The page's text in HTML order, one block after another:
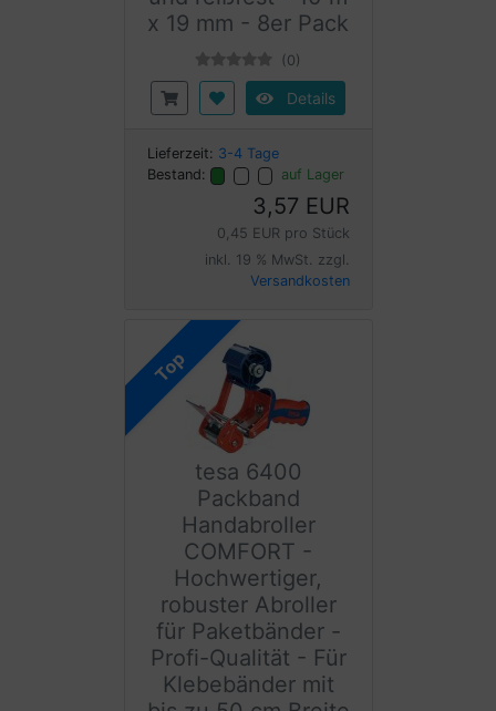
x 19 mm - 8er Pack
(0)
Details
Lieferzeit: 3-4 Tage
Bestand:
auf Lager
3,57 EUR
0,45 EUR pro Stück
inkl. 19 % MwSt. zzgl.
Versandkosten
Top
tesa 6400
Packband
Handabroller
COMFORT -
Hochwertiger,
robuster Abroller
für Paketbänder -
Profi-Qualität - Für
Klebebänder mit